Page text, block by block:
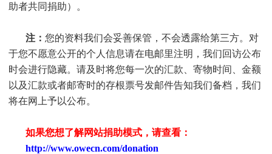
助者共同捐助）。
注： 您的资料我们会妥善保管，不会透露给第三方。对
于您不愿意公开的个人信息请在电邮里注明，我们回访公布
时会进行隐藏。请及时将您每一次的汇款、寄物时间、金额
以及汇款或者邮寄时的存根票号发邮件告知我们备档，我们
将在网上予以公布。
如果您想了解网站捐助模式，请查看：
http://www.owecn.com/donation